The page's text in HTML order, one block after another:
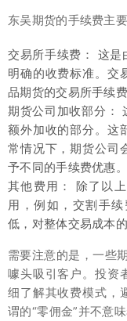
东吴期货的手续费主
交易所手续费： 这
明确的收费标准。交
品期货的交易所手续
期货公司加收部分：
额外加收的部分。这
常情况下，期货公司
予不同的手续费优惠。
其他费用： 除了以
用，例如，交割手
低，对整体交易成本的
需要注意的是，一些
噱头吸引客户。投资
细了解其收费模式，
谓的“零佣金”并不意